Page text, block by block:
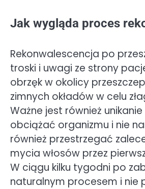
Jak wygląda proces
Rekonwalescencja po
troski i uwagi ze strony
obrzęk w okolicy
zimnych okładów w celu
Ważne jest również
obciążać organizmu i nie
również przestrzegać
mycia włosów przez
W ciągu kilku tygodni po
naturalnym procesem i nie